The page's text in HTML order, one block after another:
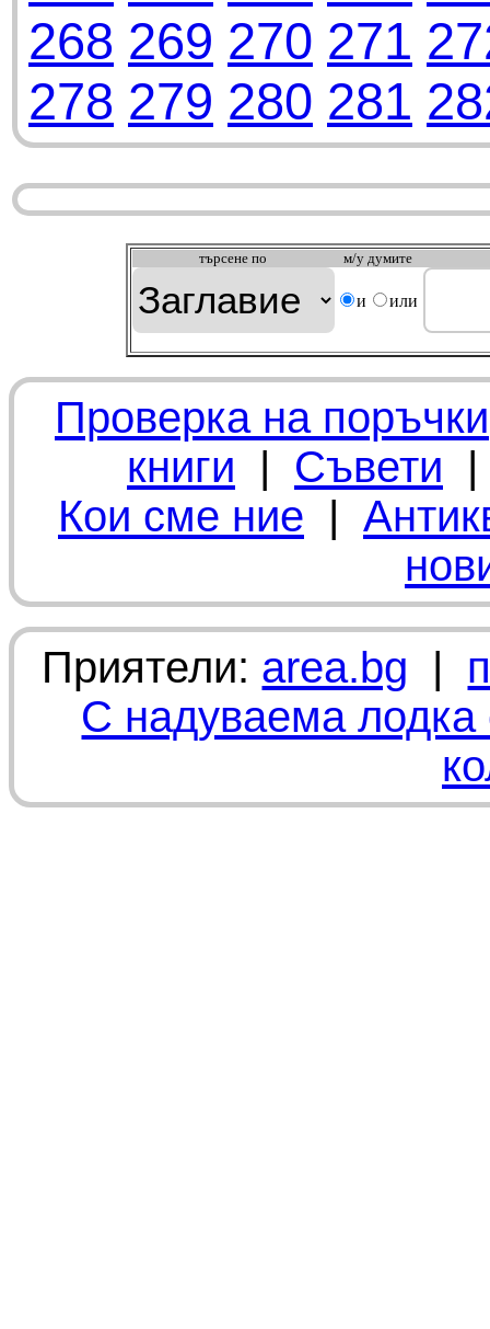
268 269 270 271
278 279 280 281
търсeне по м/у думите
и или
Проверка на поръчки
книги | Съвети
Кои сме ние |
Приятели: area.bg |
С надуваема лодка